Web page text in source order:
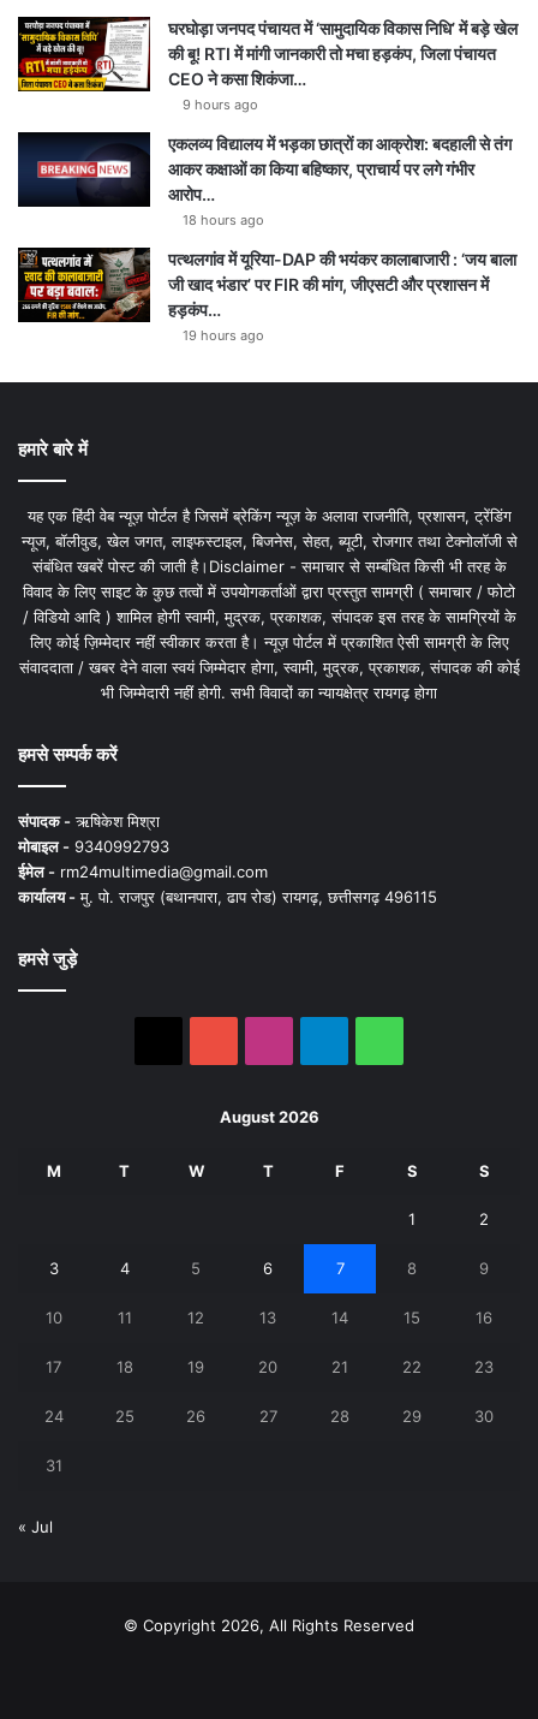
घरघोड़ा जनपद पंचायत में ‘सामुदायिक विकास निधि’ में बड़े खेल
की बू! RTI में मांगी जानकारी तो मचा हड़कंप, जिला पंचायत
CEO ने कसा शिकंजा…
9 hours ago
एकलव्य विद्यालय में भड़का छात्रों का आक्रोश: बदहाली से तंग
आकर कक्षाओं का किया बहिष्कार, प्राचार्य पर लगे गंभीर
आरोप…
18 hours ago
पत्थलगांव में यूरिया-DAP की भयंकर कालाबाजारी : ‘जय बाला
जी खाद भंडार’ पर FIR की मांग, जीएसटी और प्रशासन में
हड़कंप…
19 hours ago
हमारे बारे में
यह एक हिंदी वेब न्यूज़ पोर्टल है जिसमें ब्रेकिंग न्यूज़ के अलावा राजनीति, प्रशासन, ट्रेंडिंग
न्यूज, बॉलीवुड, खेल जगत, लाइफस्टाइल, बिजनेस, सेहत, ब्यूटी, रोजगार तथा टेक्नोलॉजी से
संबंधित खबरें पोस्ट की जाती है।Disclaimer - समाचार से सम्बंधित किसी भी तरह के
विवाद के लिए साइट के कुछ तत्वों में उपयोगकर्ताओं द्वारा प्रस्तुत सामग्री ( समाचार / फोटो
/ विडियो आदि ) शामिल होगी स्वामी, मुद्रक, प्रकाशक, संपादक इस तरह के सामग्रियों के
लिए कोई ज़िम्मेदार नहीं स्वीकार करता है। न्यूज़ पोर्टल में प्रकाशित ऐसी सामग्री के लिए
संवाददाता / खबर देने वाला स्वयं जिम्मेदार होगा, स्वामी, मुद्रक, प्रकाशक, संपादक की कोई
भी जिम्मेदारी नहीं होगी. सभी विवादों का न्यायक्षेत्र रायगढ़ होगा
हमसे सम्पर्क करें
संपादक -ऋषिकेश मिश्रा
मोबाइल - 9340992793
ईमेल - rm24multimedia@gmail.com
कार्यालय -मु. पो. राजपुर (बथानपारा, ढाप रोड) रायगढ़, छत्तीसगढ़ 496115
हमसे जुड़े
August 2026
M T W T F S S
1 2
3 4 5 6 7 8 9
10 11 12 13 14 15 16
17 18 19 20 21 22 23
24 25 26 27 28 29 30
31
« Jul
© Copyright 2026, All Rights Reserved